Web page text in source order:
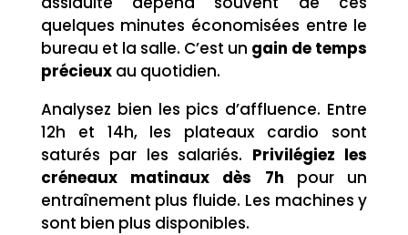
quelques minutes économisées entre le
bureau et la salle. C’est un gain de temps
précieuxau quotidien.
Analysez bien les pics d’affluence. Entre
12h et 14h, les plateaux cardio sont
saturés par les salariés. Privilégiez les
créneaux matinaux dès 7h pour un
entraînement plus fluide. Les machines y
sont bien plus disponibles.